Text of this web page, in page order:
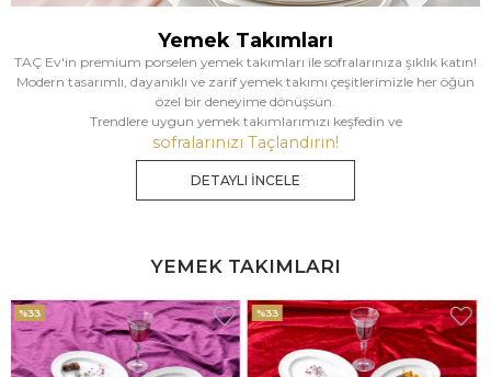
Yemek Takımları
TAÇ Ev'in premium porselen yemek takımları ile sofralarınıza şıklık katın!
Modern tasarımlı, dayanıklı ve zarif yemek takımı çeşitlerimizle her öğün
özel bir deneyime dönüşsün.
Trendlere uygun yemek takımlarımızı keşfedin ve
sofralarınızı Taçlandırın!
DETAYLI İNCELE
YEMEK TAKIMLARI
%33 %25